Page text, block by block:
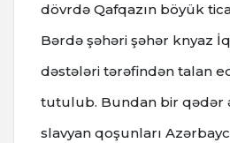
dövrdə Qafqazın böyük
Bərdə şəhəri şəhər knyaz
dəstələri tərəfindən talan
tutulub. Bundan bir qədər
slavyan qoşunları